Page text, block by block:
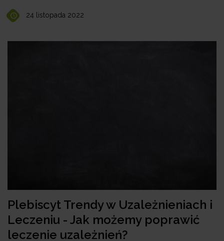
24 listopada 2022
Plebiscyt Trendy w Uzależnieniach i
Leczeniu - Jak możemy poprawić
leczenie uzależnień?